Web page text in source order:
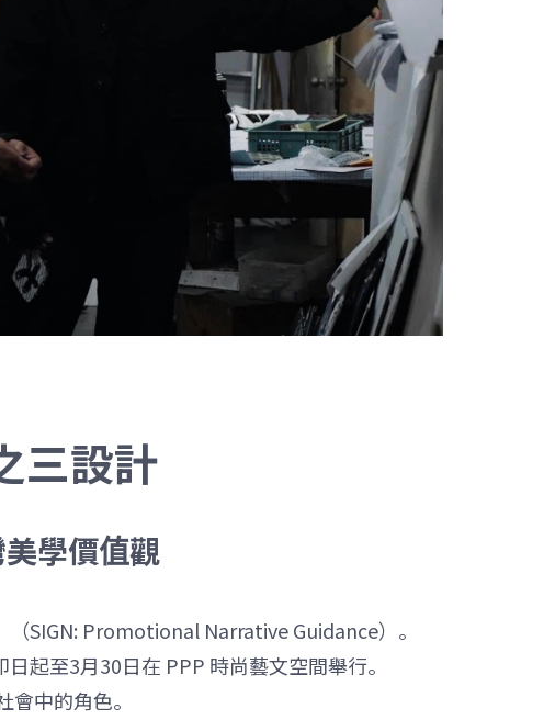
三設計
學價值觀
SIGN: Promotional Narrative Guidance）。
起至3月30日在 PPP 時尚藝文空間舉行。
中的角色。